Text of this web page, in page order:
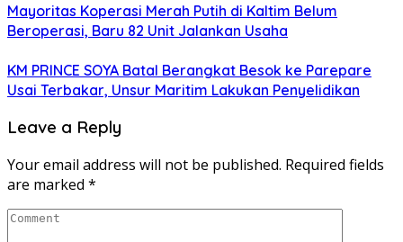
Mayoritas Koperasi Merah Putih di Kaltim Belum
Beroperasi, Baru 82 Unit Jalankan Usaha
KM PRINCE SOYA Batal Berangkat Besok ke Parepare
Usai Terbakar, Unsur Maritim Lakukan Penyelidikan
Leave a Reply
Your email address will not be published. Required fields
are marked *